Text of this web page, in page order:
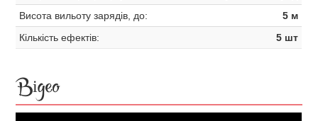
Висота вильоту зарядів, до:
5 м
Кількість ефектів:
5 шт
Відео